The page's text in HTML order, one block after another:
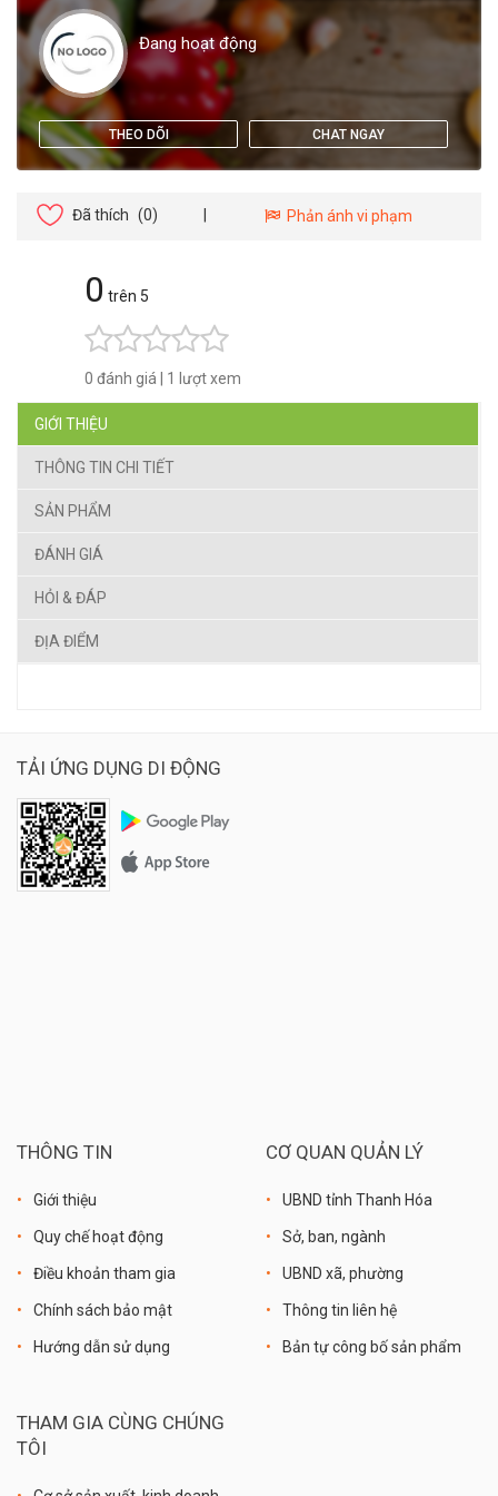
Đang hoạt động
THEO DÕI CHAT NGAY
Đã thích (0) Phản ánh vi phạm
0 trên 5
0 đánh giá 1 lượt xem
GIỚI THIỆU
THÔNG TIN CHI TIẾT
SẢN PHẨM
ĐÁNH GIÁ
HỎI & ĐÁP
ĐỊA ĐIỂM
TẢI ỨNG DỤNG DI ĐỘNG
THÔNG TIN
Giới thiệu
Quy chế hoạt động
Điều khoản tham gia
Chính sách bảo mật
Hướng dẫn sử dụng
CƠ QUAN QUẢN LÝ
UBND tỉnh Thanh Hóa
Sở, ban, ngành
UBND xã, phường
Thông tin liên hệ
Bản tự công bố sản phẩm
THAM GIA CÙNG CHÚNG
TÔI